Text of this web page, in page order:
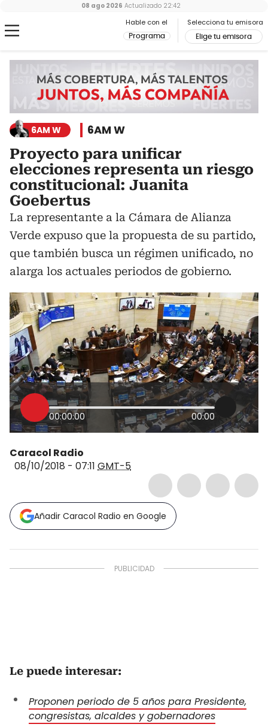
Hable con el
Programa
Selecciona tu emisora
Elige tu emisora
08 ago 2026 Actualizado 22:42
6AM W 6AM W
Proyecto para unificar
elecciones representa un riesgo
constitucional: Juanita
Goebertus
La representante a la Cámara de Alianza
Verde expuso que la propuesta de su partido,
que también busca un régimen unificado, no
alarga los actuales periodos de gobierno.
00:00:00 00:00
Caracol Radio
08/10/2018 - 07:11 GMT-5
Añadir Caracol Radio en Google
Le puede interesar:
Proponen periodo de 5 años para Presidente,
congresistas, alcaldes y gobernadores